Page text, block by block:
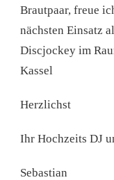
Brautpaar, freue
nächsten Einsatz
Discjockey im
Kassel
Herzlichst
Ihr Hochzeits DJ
Sebastian